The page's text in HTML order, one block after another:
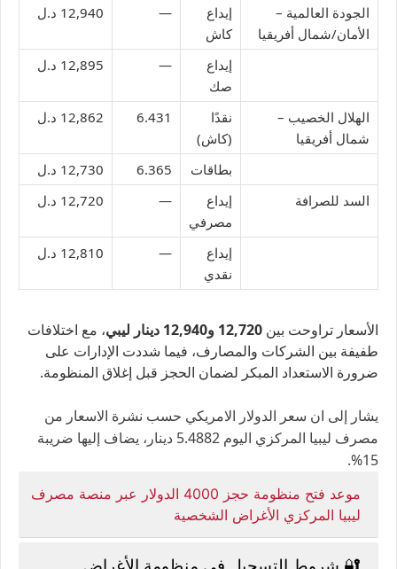
الجودة العالمية –
الأمان/شمال أفريقيا
إيداع
كاش
— 12,940 د.ل
إيداع
صك
— 12,895 د.ل
الهلال الخصيب –
شمال أفريقيا
نقدًا
(كاش)
6.431 12,862 د.ل
بطاقات 6.365
12,730 د.ل
السد للصرافة
إيداع
مصرفي
— 12,720 د.ل
إيداع
نقدي
— 12,810 د.ل
الأسعار تراوحت بين 12,720 و12,940 دينار ليبي
، مع اختلافات
طفيفة بين الشركات والمصارف، فيما شددت الإدارات على
ضرورة الاستعداد المبكر لضمان الحجز قبل إغلاق المنظومة.
يشار إلى ان سعر الدولار الامريكي حسب نشرة الاسعار من
مصرف ليبيا المركزي اليوم 5.4882 دينار، يضاف إليها ضريبة
15%.
موعد فتح منظومة حجز 4000 الدولار عبر منصة مصرف
ليبيا المركزي الأغراض الشخصية